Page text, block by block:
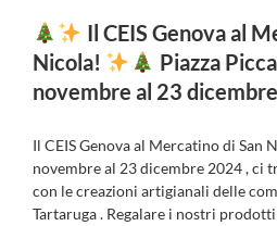
Il CEIS Genova al
Nicola!
Piazza
novembre al 23
Il CEIS Genova al Mercatino di San
novembre al 23 dicembre 2024 , ci
con le creazioni artigianali delle
Tartaruga . Regalare i nostri